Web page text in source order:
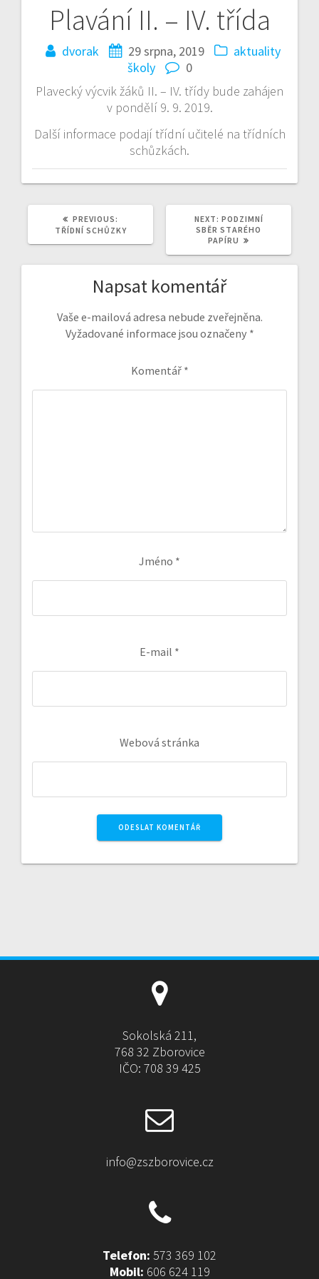
Plavání II. – IV. třída
dvorak 29 srpna, 2019
aktuality
školy
0
Plavecký výcvik žáků II. – IV. třídy bude zahájen
v pondělí 9. 9. 2019.
Další informace podají třídní učitelé na třídních
schůzkách.
Navigace
pro
příspěvek
PREVIOUS:
POST:
TŘÍDNÍ SCHŮZKY
NEXT: NEXT
POST:
PODZIMNÍ
SBĚR STARÉHO
PAPÍRU
Napsat komentář
Vaše e-mailová adresa nebude zveřejněna.
Vyžadované informace jsou označeny *
Komentář *
Jméno *
E-mail *
Webová stránka
A
t
i
e
:
Sokolská 211,
768 32 Zborovice
IČO: 708 39 425
info@zszborovice.cz
Telefon: 573 369 102
Mobil: 606 624 119